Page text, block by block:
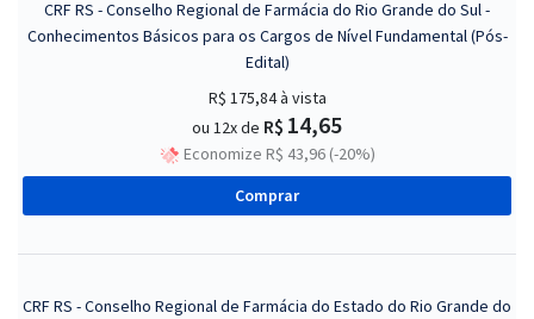
CRF RS - Conselho Regional de Farmácia do Rio Grande do Sul -
Conhecimentos Básicos para os Cargos de Nível Fundamental (Pós-
Edital)
R$ 175,84à vista
ou 12x de R$ 14,65
Economize R$ 43,96 (-20%)
Comprar
CRF RS - Conselho Regional de Farmácia do Estado do Rio Grande do